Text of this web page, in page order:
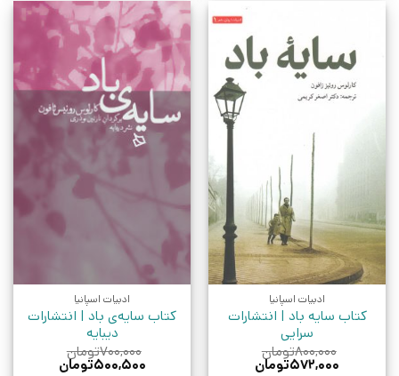
ادبیات اسپانیا
کتاب سایه باد | انتشارات
سرایی
۸۰۰,۰۰۰تومان
قیمت
۵۷۲,۰۰۰تومان
ادبیات اسپانیا
کتاب سایه‌ی باد | انتشارات
دیبایه
۷۰۰,۰۰۰تومان
قیمت
۵۰۰,۵۰۰تومان